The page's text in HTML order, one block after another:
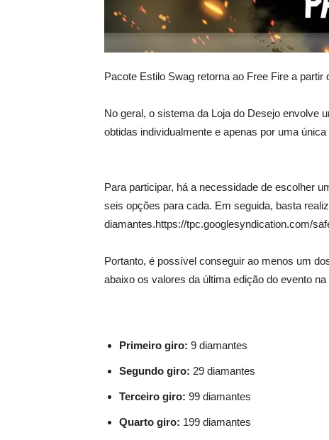
Pacote Estilo Swag retorna ao Free Fire a
No geral, o sistema da Loja do Desejo envolve
obtidas individualmente e apenas por uma
Para participar, há a necessidade de escolher
seis opções para cada. Em seguida, basta
diamantes.https://tpc.googlesyndication.com/
Portanto, é possível conseguir ao menos um
abaixo os valores da última edição do evento
Primeiro giro: 9 diamantes
Segundo giro: 29 diamantes
Terceiro giro: 99 diamantes
Quarto giro: 199 diamantes